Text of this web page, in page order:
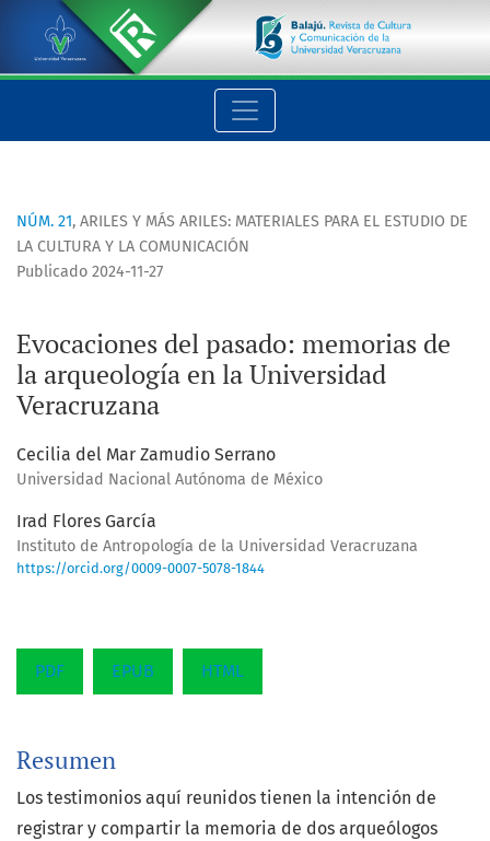
Evocaciones del pasado: memorias de la arqueología en la
NÚM. 21, ARILES Y MÁS ARILES: MATERIALES PARA EL ESTUDIO DE
LA CULTURA Y LA COMUNICACIÓN
Evocaciones del pasado: memorias de
la arqueología en la Universidad
Veracruzana
Publicado 2024-11-27
Cecilia del Mar Zamudio Serrano
Universidad Nacional Autónoma de México
Irad Flores García
Instituto de Antropología de la Universidad Veracruzana
https://orcid.org/0009-0007-5078-1844
PDF EPUB HTML
Resumen
Los testimonios aquí reunidos tienen la intención de
registrar y compartir la memoria de dos arqueólogos